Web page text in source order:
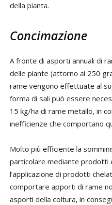
della pianta.
Concimazione
A fronte di asporti annuali di
delle piante (attorno ai 250
rame vengono effettuate al
forma di sali può essere
15 kg/ha di rame metallo, in
inefficienze che comportano
Molto più efficiente la
particolare mediante prodotti
l’applicazione di prodotti
comportare apporti di rame
asporti della coltura, in